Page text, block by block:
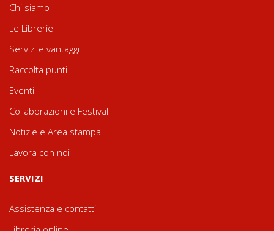
Chi siamo
Le Librerie
Servizi e vantaggi
Raccolta punti
Eventi
Collaborazioni e Festival
Notizie e Area stampa
Lavora con noi
SERVIZI
Assistenza e contatti